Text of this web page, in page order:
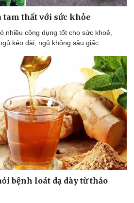
Podcast
Câu chuyện thời sự
Đọc truyện đêm khuya
Cửa sổ tình yêu
Kể chuyện cho bé
Hạt giống tâm hồn
tam thất với sức khỏe
nhiều công dụng tốt cho sức khoẻ,
kéo dài, ngủ không sâu giấc.
bệnh loát dạ dày từ thảo